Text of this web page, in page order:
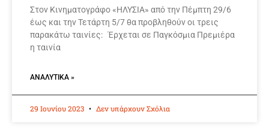
Στον Κινηματογράφο «ΗΛΥΣΙΑ» από την Πέμπτη 29/6
έως και την Τετάρτη 5/7 θα προβληθούν οι τρεις
παρακάτω ταινίες: Έρχεται σε Παγκόσμια Πρεμιέρα
η ταινία
ΑΝΑΛΥΤΙΚΆ »
29 Ιουνίου 2023 Δεν υπάρχουν Σχόλια